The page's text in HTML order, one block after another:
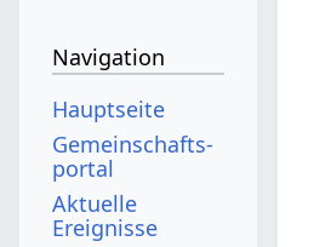
Navigation
Hauptseite
Gemeinschafts­
portal
Aktuelle
Ereignisse